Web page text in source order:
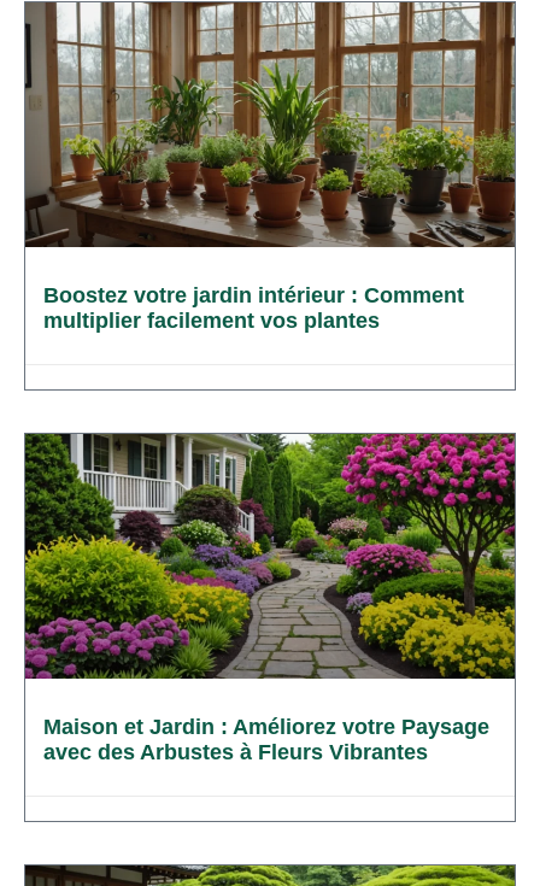
Boostez votre jardin intérieur : Comment
multiplier facilement vos plantes
Maison et Jardin : Améliorez votre Paysage
avec des Arbustes à Fleurs Vibrantes